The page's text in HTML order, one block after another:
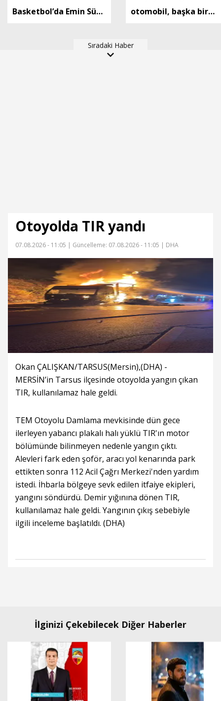
Basketbol’da Emin Süel
otomobil, başka bir
ölü, 2 ağır yaralı(2)
Sıradaki Haber
Otoyolda TIR yandı
07.08.2026 - 11:05 | Güncelleme: 07.08.2026 - 11:05 | DHA
Okan ÇALIŞKAN/TARSUS(Mersin),(DHA) -
MERSİN’in Tarsus ilçesinde otoyolda yangın çıkan
TIR, kullanılamaz hale geldi.
TEM Otoyolu Damlama mevkisinde dün gece
ilerleyen yabancı plakalı halı yüklü TIR'ın motor
bölümünde bilinmeyen nedenle yangın çıktı.
Alevleri fark eden şoför, aracı yol kenarında park
ettikten sonra 112 Acil Çağrı Merkezi'nden yardım
istedi. İhbarla bölgeye sevk edilen itfaiye ekipleri,
yangını söndürdü. Demir yığınına dönen TIR,
kullanılamaz hale geldi. Yangının çıkış sebebiyle
ilgili inceleme başlatıldı. (DHA)
İlginizi Çekebilecek Diğer Haberler